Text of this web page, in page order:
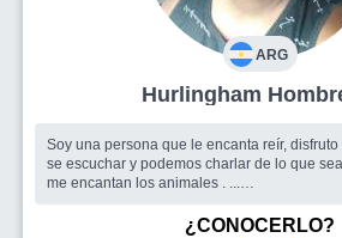
ARG
Hurlingham
Soy una persona que le encanta reír,
se escuchar y podemos charlar de lo que
me encantan los animales . ...
¿CONOCERLO?